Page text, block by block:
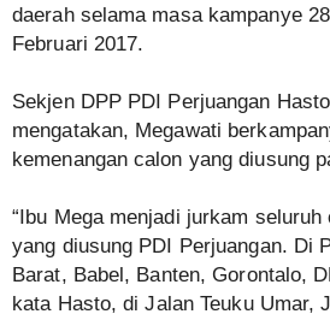
daerah selama masa kampanye
Februari 2017.
Sekjen DPP PDI Perjuangan
mengatakan, Megawati
kemenangan calon yang diusung
“Ibu Mega menjadi jurkam seluruh
yang diusung PDI Perjuangan. Di
Barat, Babel, Banten, Gorontalo,
kata Hasto, di Jalan Teuku Umar,